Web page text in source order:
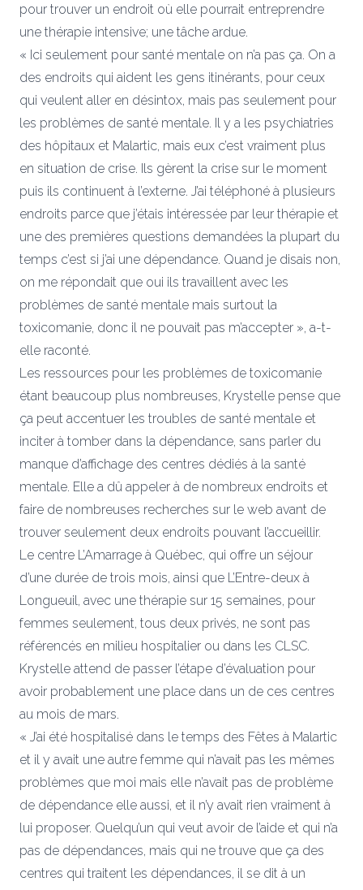
pour trouver un endroit où elle pourrait entreprendre
une thérapie intensive; une tâche ardue.
« Ici seulement pour santé mentale on n’a pas ça. On a
des endroits qui aident les gens itinérants, pour ceux
qui veulent aller en désintox, mais pas seulement pour
les problèmes de santé mentale. Il y a les psychiatries
des hôpitaux et Malartic, mais eux c’est vraiment plus
en situation de crise. Ils gèrent la crise sur le moment
puis ils continuent à l’externe. J’ai téléphoné à plusieurs
endroits parce que j’étais intéressée par leur thérapie et
une des premières questions demandées la plupart du
temps c’est si j’ai une dépendance. Quand je disais non,
on me répondait que oui ils travaillent avec les
problèmes de santé mentale mais surtout la
toxicomanie, donc il ne pouvait pas m’accepter », a-t-
elle raconté.
Les ressources pour les problèmes de toxicomanie
étant beaucoup plus nombreuses, Krystelle pense que
ça peut accentuer les troubles de santé mentale et
inciter à tomber dans la dépendance, sans parler du
manque d’affichage des centres dédiés à la santé
mentale. Elle a dû appeler à de nombreux endroits et
faire de nombreuses recherches sur le web avant de
trouver seulement deux endroits pouvant l’accueillir.
Le centre L’Amarrage à Québec, qui offre un séjour
d’une durée de trois mois, ainsi que L’Entre-deux à
Longueuil, avec une thérapie sur 15 semaines, pour
femmes seulement, tous deux privés, ne sont pas
référencés en milieu hospitalier ou dans les CLSC.
Krystelle attend de passer l’étape d’évaluation pour
avoir probablement une place dans un de ces centres
au mois de mars.
« J’ai été hospitalisé dans le temps des Fêtes à Malartic
et il y avait une autre femme qui n’avait pas les mêmes
problèmes que moi mais elle n’avait pas de problème
de dépendance elle aussi, et il n’y avait rien vraiment à
lui proposer. Quelqu’un qui veut avoir de l’aide et qui n’a
pas de dépendances, mais qui ne trouve que ça des
centres qui traitent les dépendances, il se dit à un